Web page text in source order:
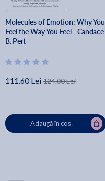
Molecules of Emotion: Why You
Feel the Way You Feel - Candace
B. Pert
111.60 Lei 124.00 Lei
Adaugă în coș